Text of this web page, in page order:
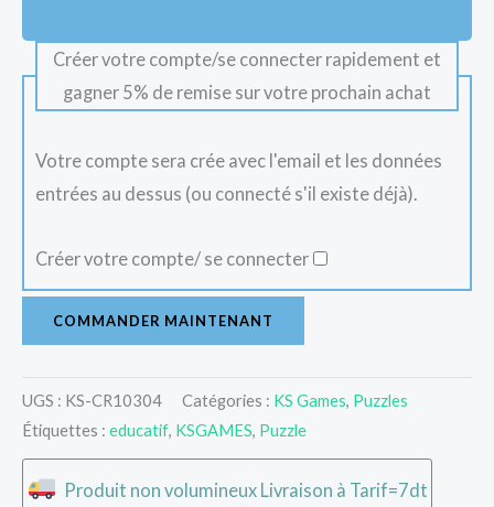
Créer votre compte/se connecter rapidement et
gagner 5% de remise sur votre prochain achat
Votre compte sera crée avec l'email et les données
entrées au dessus (ou connecté s'il existe déjà).
Créer votre compte/ se connecter
COMMANDER MAINTENANT
UGS : KS-CR10304 Catégories : KS Games, Puzzles
Étiquettes : educatif, KSGAMES, Puzzle
Produit non volumineux Livraison à Tarif=7dt